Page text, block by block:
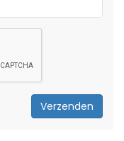
Verzenden